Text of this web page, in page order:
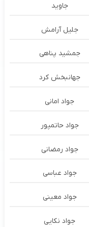
جاوید
جلیل آرامش
جمشید پناهی
جهانبخش کرد
جواد امانی
جواد حاتمپور
جواد رمضانی
جواد عباسی
جواد معینی
جواد نکایی